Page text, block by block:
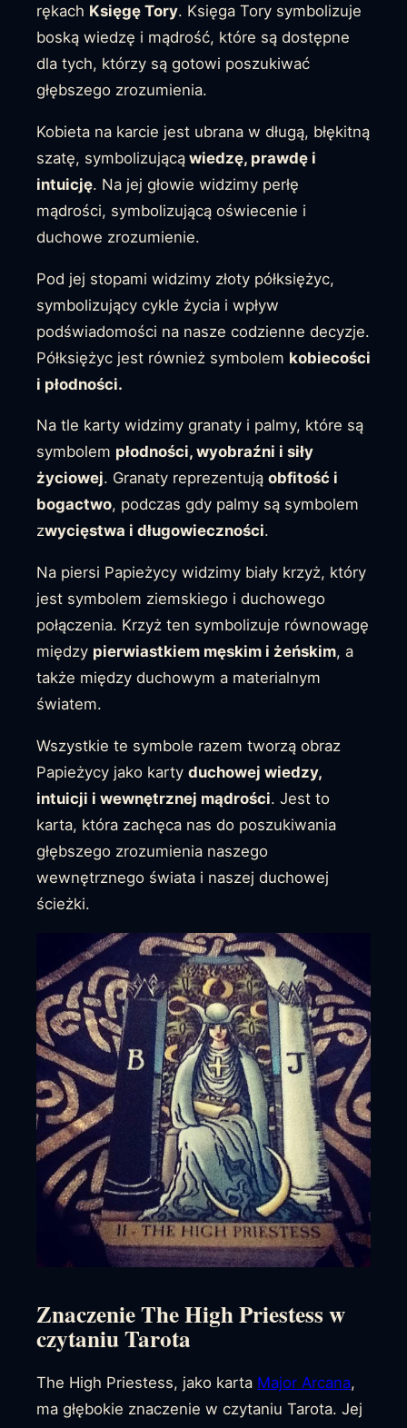
rękach Księgę Tory. Księga Tory symbolizuje
boską wiedzę i mądrość, które są dostępne
dla tych, którzy są gotowi poszukiwać
głębszego zrozumienia.
Kobieta na karcie jest ubrana w długą, błękitną
szatę, symbolizującą wiedzę, prawdę i
intuicję. Na jej głowie widzimy perłę
mądrości, symbolizującą oświecenie i
duchowe zrozumienie.
Pod jej stopami widzimy złoty półksiężyc,
symbolizujący cykle życia i wpływ
podświadomości na nasze codzienne decyzje.
Półksiężyc jest również symbolem kobiecości
i płodności.
Na tle karty widzimy granaty i palmy, które są
symbolem płodności, wyobraźni i siły
życiowej. Granaty reprezentują obfitość i
bogactwo, podczas gdy palmy są symbolem
zwycięstwa i długowieczności.
Na piersi Papieżycy widzimy biały krzyż, który
jest symbolem ziemskiego i duchowego
połączenia. Krzyż ten symbolizuje równowagę
między pierwiastkiem męskim i żeńskim, a
także między duchowym a materialnym
światem.
Wszystkie te symbole razem tworzą obraz
Papieżycy jako karty duchowej wiedzy,
intuicji i wewnętrznej mądrości. Jest to
karta, która zachęca nas do poszukiwania
głębszego zrozumienia naszego
wewnętrznego świata i naszej duchowej
ścieżki.
Znaczenie The High Priestess w
czytaniu Tarota
The High Priestess, jako karta Major Arcana,
ma głębokie znaczenie w czytaniu Tarota. Jej